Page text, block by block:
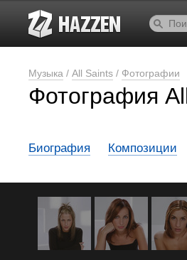
Музыка / All Saints / Фотографии
Фотография
Биография Композиции